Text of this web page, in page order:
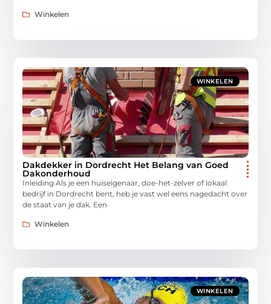
Winkelen
WINKELEN
Dakdekker in Dordrecht Het Belang van Goed
Dakonderhoud
Inleiding Als je een huiseigenaar, doe-het-zelver of lokaal
bedrijf in Dordrecht bent, heb je vast wel eens nagedacht over
de staat van je dak. Een
Winkelen
WINKELEN